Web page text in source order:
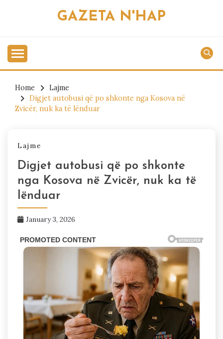
GAZETA N'HAP
Home
Lajme
Digjet autobusi që po shkonte nga Kosova në
Zvicër, nuk ka të lënduar
Lajme
Digjet autobusi që po shkonte
nga Kosova në Zvicër, nuk ka të
lënduar
January 3, 2026